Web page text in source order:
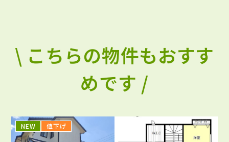
\ こちらの物件もおすす
めです /
NEW 値下げ